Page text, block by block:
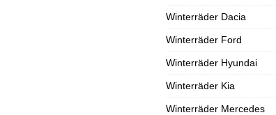
Winterräder Dacia
Winterräder Ford
Winterräder Hyundai
Winterräder Kia
Winterräder Mercedes